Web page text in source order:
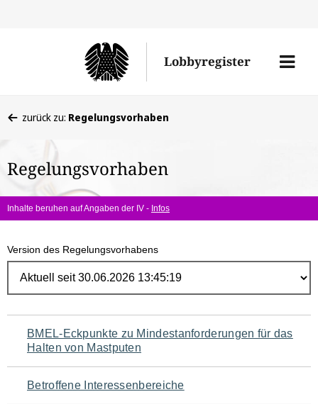
Lobbyregister
Menü
befinden
hier:
zurück zu: Regelungsvorhaben
Regelungsvorhaben
Inhalte beruhen auf Angaben der IV - Infos
Version des Regelungsvorhabens
Navigation
für
den
BMEL-Eckpunkte zu Mindestanforderungen für das
Halten von Mastputen
Betroffene Interessenbereiche